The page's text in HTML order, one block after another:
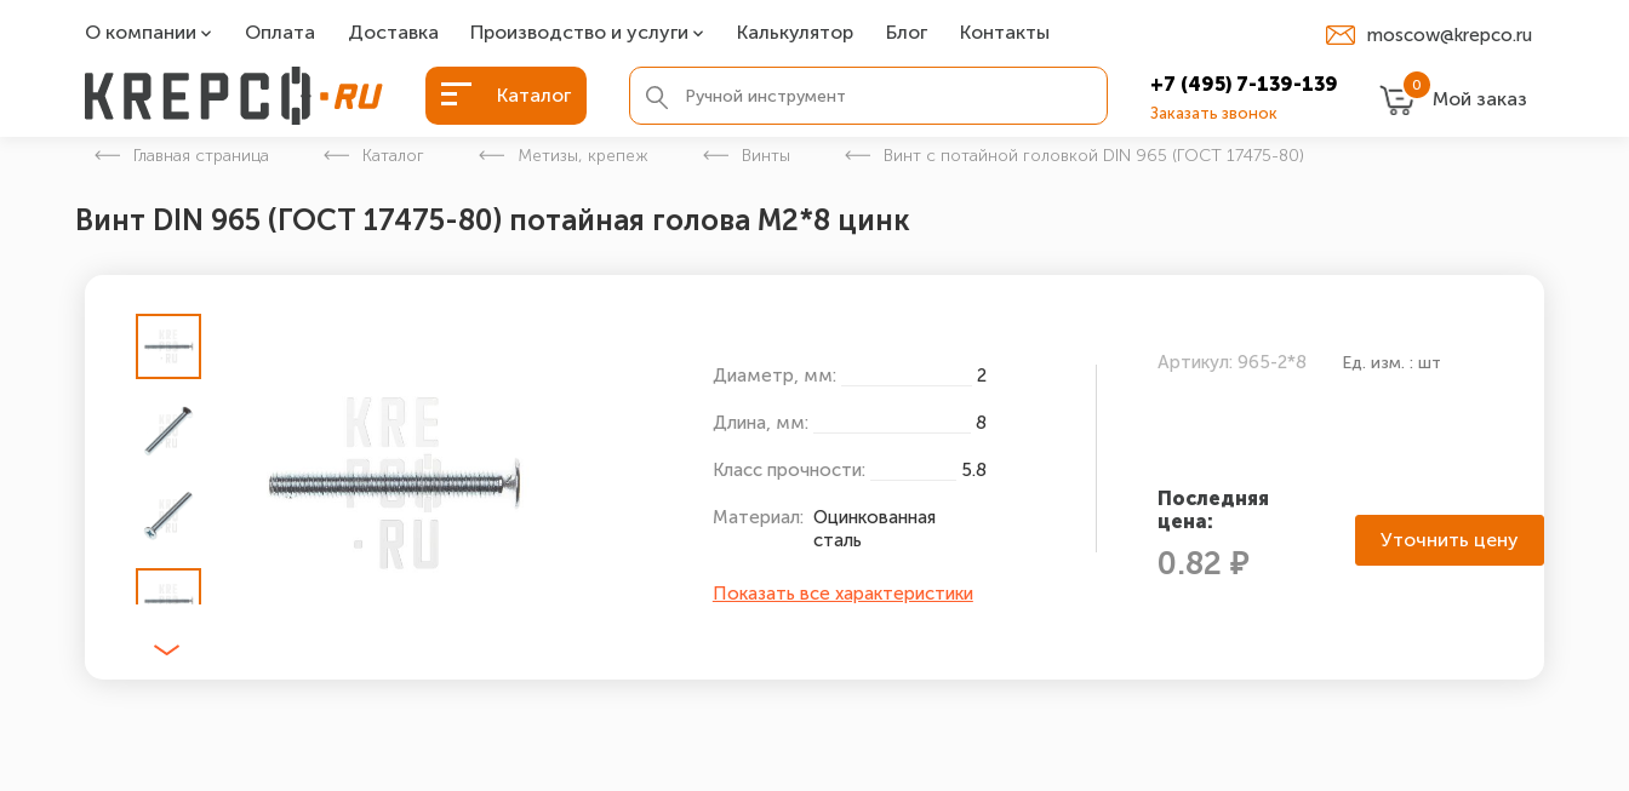
О компании
О компании
Оплата Доставка Производство и услуги
Болты БСР
Болты для фундамента
Закладные детали
Калькулятор Блог Контакты moscow@krepco.ru
Каталог +7 (495) 7-139-139
Заказать звонок
0
Мой заказ
Главная страница Каталог Метизы, крепеж Винты Винт с потайной головкой DIN 965 (ГОСТ 17475-80)
Винт DIN 965 (ГОСТ 17475-80) потайная голова М2*8 цинк
Диаметр, мм: 2
Длина, мм: 8
Класс прочности: 5.8
Материал: Оцинкованная
сталь
Показать все характеристики
Артикул: 965-2*8 Ед. изм. : шт
Последняя
цена:
0.82 ₽
Уточнить цену